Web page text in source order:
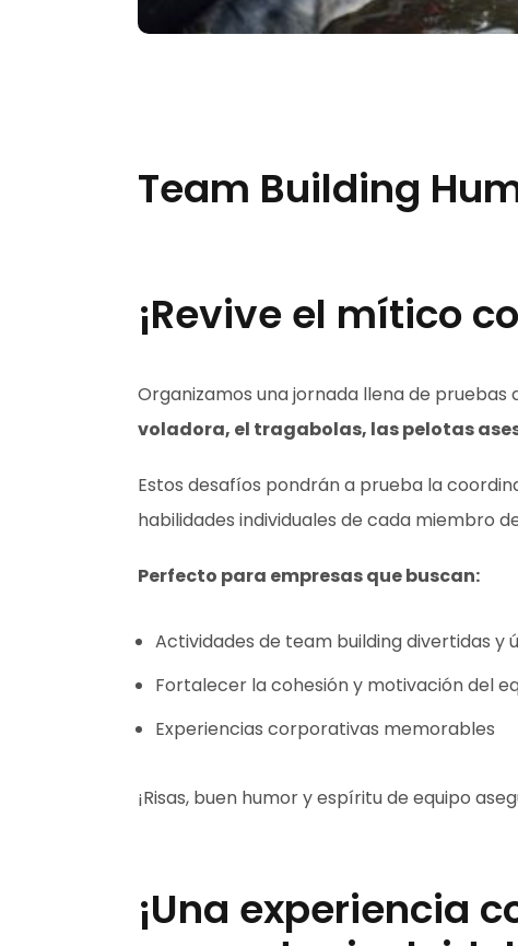
Team Building
¡Revive el mítico
Organizamos una jornada llena de
voladora, el tragabolas, las pelotas
Estos desafíos pondrán a prueba la
habilidades individuales de cada miembro
Perfecto para empresas que buscan:
Actividades de team building divertidas y
Fortalecer la cohesión y motivación del
Experiencias corporativas memorables
¡Risas, buen humor y espíritu de equipo
¡Una experiencia